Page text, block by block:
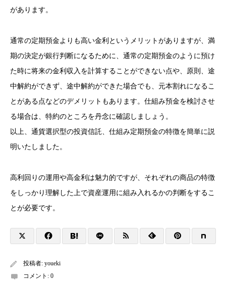
があります。
通常の定期預金よりも高い金利というメリットがありますが、満
期の決定が銀行判断になるために、通常の定期預金のように預け
た時に将来の金利収入を計算することができない点や、原則、途
中解約ができず、途中解約ができた場合でも、元本割れになるこ
とがある点などのデメリットもあります。仕組み預金を検討させ
る場合は、特約のところを丹念に確認しましょう。
以上、通貨選択型の投資信託、仕組み定期預金の特徴を簡単に説
明いたしました。
高利回りの運用や高金利は魅力的ですが、それぞれの商品の特徴
をしっかり理解した上で資産運用に組み入れるかの判断をするこ
とが必要です。
投稿者: youeki
コメント: 0